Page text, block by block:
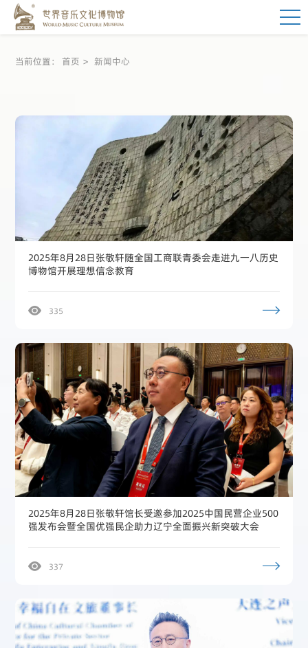
当前位置：首页 新闻中心
2025年8月28日张敬轩随全国工商联青委会走进九一八历史
博物馆开展理想信念教育
335
2025年8月28日张敬轩馆长受邀参加2025中国民营企业500
强发布会暨全国优强民企助力辽宁全面振兴新突破大会
337